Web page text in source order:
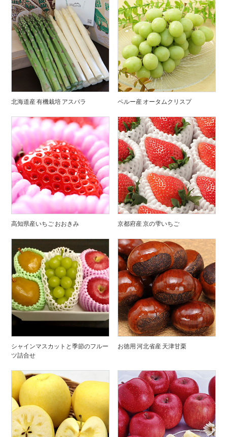
北海道産 有機栽培 アスパラ ペルー産 オータムクリスプ
高知県産いちご おおきみ 京都府産 京の雫いちご
シャインマスカットと季節のフルー
ツ詰合せ
お徳用 河北省産 天津甘栗